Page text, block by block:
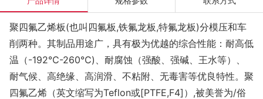
聚四氟乙烯板(也叫四氟板,铁氟龙板,特氟龙板)分模压和车
削两种。其制品用途广，具有极为优越的综合性能：耐高低
温（-192℃-260℃)、耐腐蚀（强酸、强碱、王水等）、
耐气候、高绝缘、高润滑、不粘附、无毒害等优良特性。聚
四氟乙烯（英文缩写为Teflon或[PTFE,F4]）,被美誉为/俗